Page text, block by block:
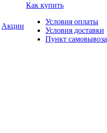
Акции
Как купить
Условия оплаты
Условия доставки
Пункт самовывоза